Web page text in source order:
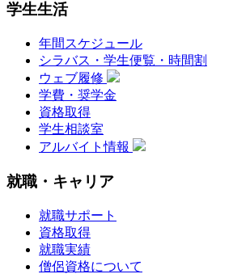
学生生活
年間スケジュール
シラバス・学生便覧・時間割
ウェブ履修
学費・奨学金
資格取得
学生相談室
アルバイト情報
就職・キャリア
就職サポート
資格取得
就職実績
僧侶資格について